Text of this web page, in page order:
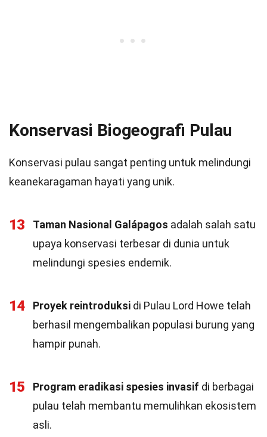
Konservasi Biogeografi Pulau
Konservasi pulau sangat penting untuk melindungi
keanekaragaman hayati yang unik.
13 Taman Nasional Galápagos adalah salah satu
upaya konservasi terbesar di dunia untuk
melindungi spesies endemik.
14 Proyek reintroduksi di Pulau Lord Howe telah
berhasil mengembalikan populasi burung yang
hampir punah.
15 Program eradikasi spesies invasif di berbagai
pulau telah membantu memulihkan ekosistem
asli.